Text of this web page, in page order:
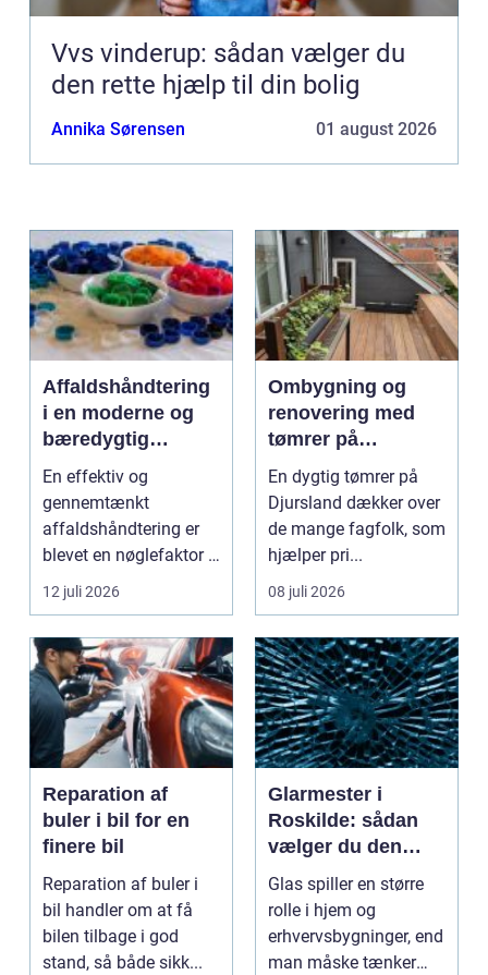
Vvs vinderup: sådan vælger du
den rette hjælp til din bolig
Annika Sørensen 01 august 2026
Affaldshåndtering
i en moderne og
bæredygtig
hverdag
En effektiv og
gennemtænkt
affaldshåndtering er
blevet en nøglefaktor i
den grønne omstilling.
Vi st...
12 juli 2026
Ombygning og
renovering med
tømrer på
Djursland
En dygtig tømrer på
Djursland dækker over
de mange fagfolk, som
hjælper pri...
08 juli 2026
Reparation af
buler i bil for en
finere bil
Reparation af buler i
bil handler om at få
bilen tilbage i god
stand, så både sikk...
Glarmester i
Roskilde: sådan
vælger du den
rette fagmand til
dine glasopgaver
Glas spiller en større
rolle i hjem og
erhvervsbygninger, end
man måske tænker